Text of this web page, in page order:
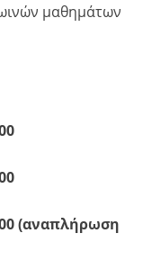
μαθημάτων
(αναπλήρωση